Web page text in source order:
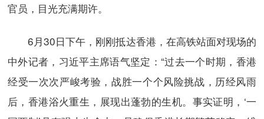
官员，目光充满期许。
6月30日下午，刚刚抵达香港，在高铁站面对现场的
中外记者，习近平主席语气坚定：“过去一个时期，香港
经受一次次严峻考验，战胜一个个风险挑战，历经风雨
后，香港浴火重生，展现出蓬勃的生机。事实证明，‘一